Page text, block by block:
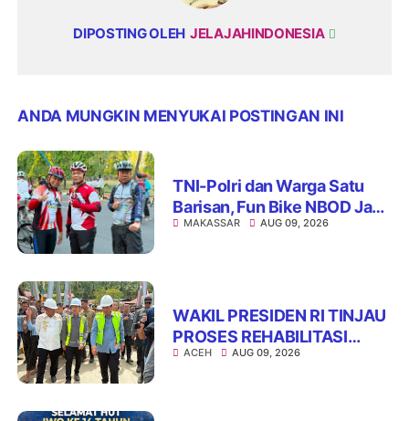
DIPOSTING OLEH JELAJAHINDONESIA
ANDA MUNGKIN MENYUKAI POSTINGAN INI
TNI-Polri dan Warga Satu
Barisan, Fun Bike NBOD Jadi
Ajang Perkuat Kebersamaan
MAKASSAR AUG 09, 2026
WAKIL PRESIDEN RI TINJAU
PROSES REHABILITASI
JEMBATAN LUMUT,
ACEH AUG 09, 2026